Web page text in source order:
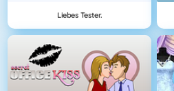
Liebes Tester.